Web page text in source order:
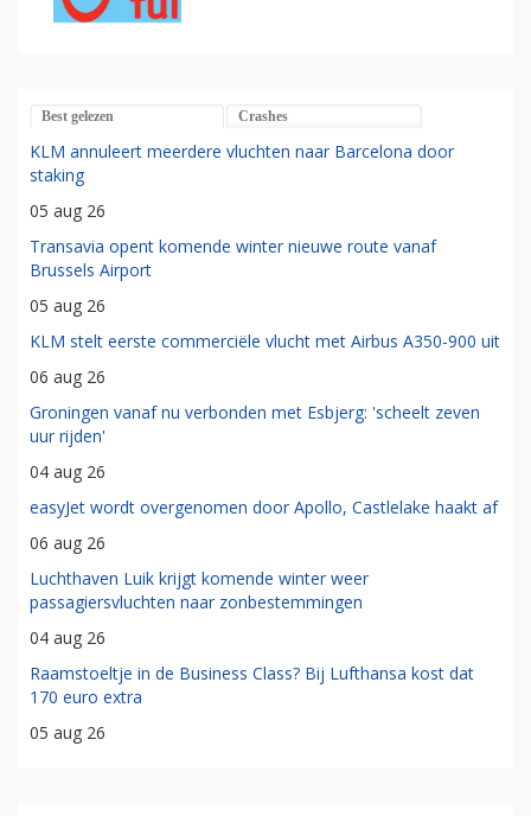
Best gelezen Crashes
KLM annuleert meerdere vluchten naar Barcelona door
staking
05 aug 26
Transavia opent komende winter nieuwe route vanaf
Brussels Airport
05 aug 26
KLM stelt eerste commerciële vlucht met Airbus A350-900 uit
06 aug 26
Groningen vanaf nu verbonden met Esbjerg: 'scheelt zeven
uur rijden'
04 aug 26
easyJet wordt overgenomen door Apollo, Castlelake haakt af
06 aug 26
Luchthaven Luik krijgt komende winter weer
passagiersvluchten naar zonbestemmingen
04 aug 26
Raamstoeltje in de Business Class? Bij Lufthansa kost dat
170 euro extra
05 aug 26